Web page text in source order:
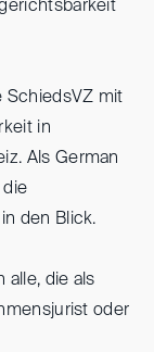
SchiedsVZ mit
in
Als German
die
den Blick.
alle, die als
oder